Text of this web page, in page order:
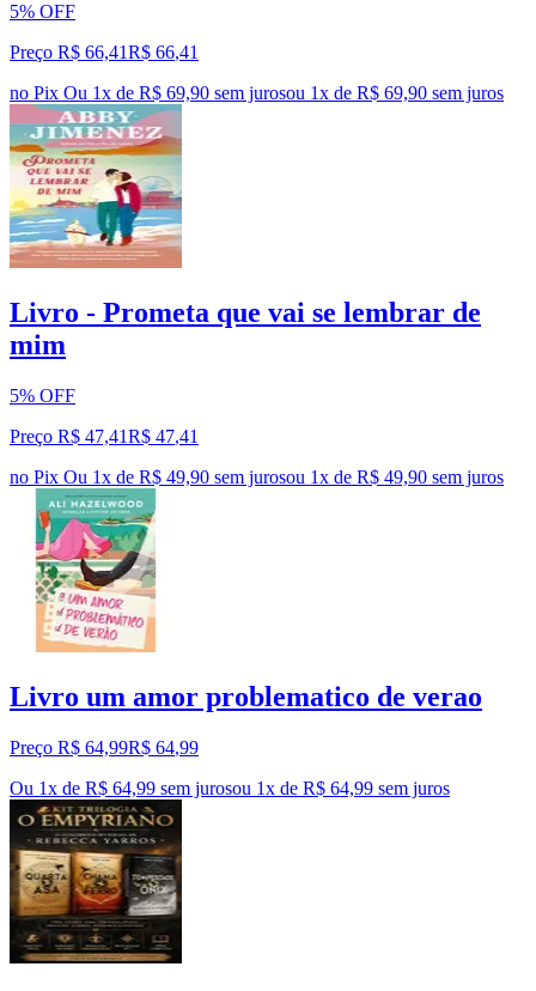
5% OFF
Preço R$ 66,41R$ 66,41
no Pix Ou 1x de R$ 69,90 sem jurosou 1x de R$ 69,90 sem juros
Livro - Prometa que vai se lembrar de
mim
5% OFF
Preço R$ 47,41R$ 47,41
no Pix Ou 1x de R$ 49,90 sem jurosou 1x de R$ 49,90 sem juros
Livro um amor problematico de verao
Preço R$ 64,99R$ 64,99
Ou 1x de R$ 64,99 sem jurosou 1x de R$ 64,99 sem juros